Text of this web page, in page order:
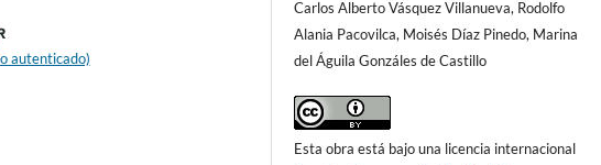
autenticado)
Carlos Alberto Vásquez Villanueva, Rodolfo
Alania Pacovilca, Moisés Díaz Pinedo, Marina
del Águila Gonzáles de Castillo
Esta obra está bajo una licencia internacional